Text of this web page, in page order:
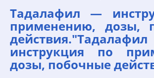
Тадалафил —
применению, дозы,
инструкция по
дозы, побочные